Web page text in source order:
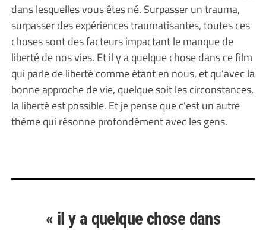
dans lesquelles vous êtes né. Surpasser un trauma,
surpasser des expériences traumatisantes, toutes ces
choses sont des facteurs impactant le manque de
liberté de nos vies. Et il y a quelque chose dans ce film
qui parle de liberté comme étant en nous, et qu’avec la
bonne approche de vie, quelque soit les circonstances,
la liberté est possible. Et je pense que c’est un autre
thème qui résonne profondément avec les gens.
« il y a quelque chose dans